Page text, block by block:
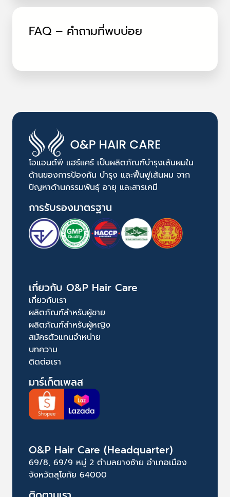
FAQ – คำถามที่พบบ่อย
โอแอนด์พี แฮร์แคร์ เป็นผลิตภัณฑ์บำรุงเส้นผมใน
ด้านของการป้องกัน บำรุง และฟื้นฟูเส้นผม จาก
ปัญหาด้านกรรมพันธุ์ อายุ และสารเคมี
การรับรองมาตรฐาน
เกี่ยวกับ O&P Hair Care
เกี่ยวกับเรา
ผลิตภัณฑ์สำหรับผู้ชาย
ผลิตภัณฑ์สำหรับผู้หญิง
สมัครตัวแทนจำหน่าย
บทความ
ติดต่อเรา
มาร์เก็ตเพลส
O&P Hair Care (Headquarter)
69/8, 69/9 หมู่ 2 ตำบลยางซ้าย อำเภอเมือง
จังหวัดสุโขทัย 64000